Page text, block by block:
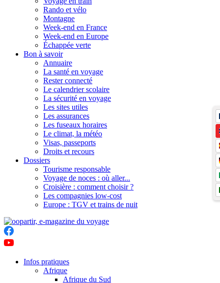
Rando et vélo
Montagne
Week-end en France
Week-end en Europe
Échappée verte
Bon à savoir
Annuaire
La santé en voyage
Rester connecté
Le calendrier scolaire
La sécurité en voyage
Les sites utiles
Les assurances
Les fuseaux horaires
Le climat, la météo
Visas, passeports
Droits et recours
Dossiers
Tourisme responsable
Voyage de noces : où aller...
Croisière : comment choisir ?
Les compagnies low-cost
Europe : TGV et trains de nuit
Infos pratiques
Afrique
Afrique du Sud